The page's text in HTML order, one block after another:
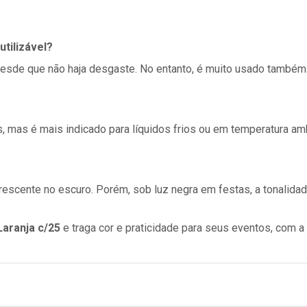
que não haja desgaste. No entanto, é muito usado
mas é mais indicado para líquidos frios ou em temperatura
no escuro. Porém, sob luz negra em festas, a
c/25 e traga cor e praticidade para seus eventos, com